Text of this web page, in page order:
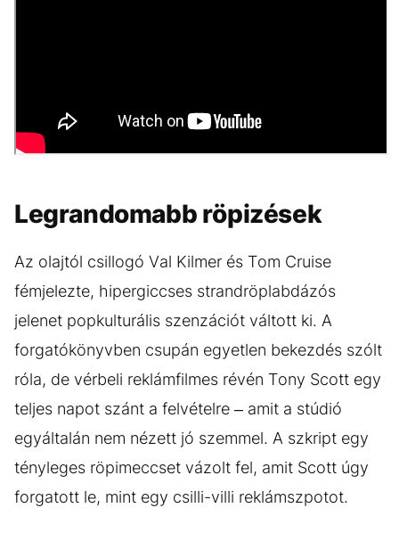
Legrandomabb röpizések
Az olajtól csillogó Val Kilmer és Tom Cruise
fémjelezte, hipergiccses strandröplabdázós
jelenet popkulturális szenzációt váltott ki. A
forgatókönyvben csupán egyetlen bekezdés szólt
róla, de vérbeli reklámfilmes révén Tony Scott egy
teljes napot szánt a felvételre – amit a stúdió
egyáltalán nem nézett jó szemmel. A szkript egy
tényleges röpimeccset vázolt fel, amit Scott úgy
forgatott le, mint egy csilli-villi reklámszpotot.